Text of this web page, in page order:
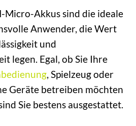
Micro-Akkus sind die ideale
Anwender, die Wert
und
legen. Egal, ob Sie Ihre
, Spielzeug oder
Geräte betreiben möchten
Sie bestens ausgestattet.